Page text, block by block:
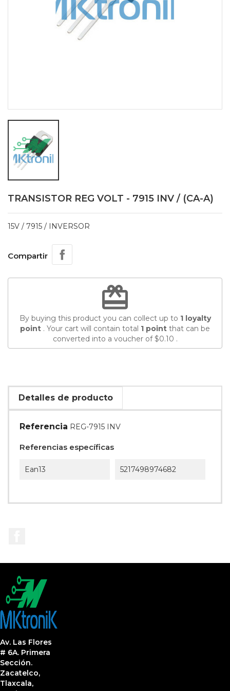
TRANSISTOR REG VOLT - 7915 INV / (CA-A)
15V / 7915 / INVERSOR
Compartir
redeem
By buying this product you can collect up to 1loyalty
point . Your cart will contain total 1 point that can be
converted into a voucher of$0.10 .
Detalles de producto
Referencia REG-7915 INV
Referencias específicas
Ean13 5217498974682
Av. Las Flores
# 6A. Primera
Sección.
Zacatelco,
Tlaxcala,